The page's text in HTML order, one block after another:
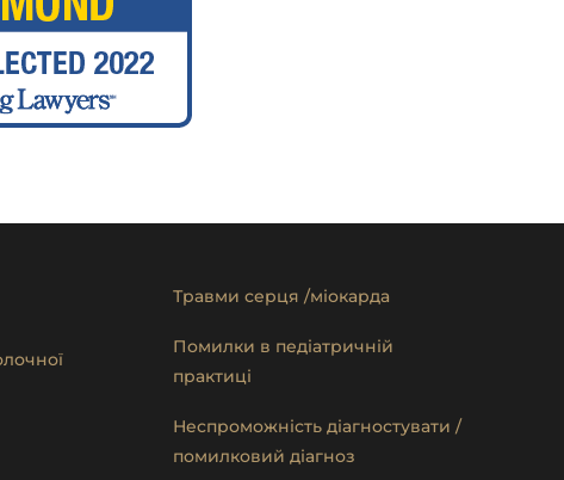
Травми серця /міокарда
Помилки в педіатричній
практиці
Неспроможність діагностувати /
помилковий діагноз